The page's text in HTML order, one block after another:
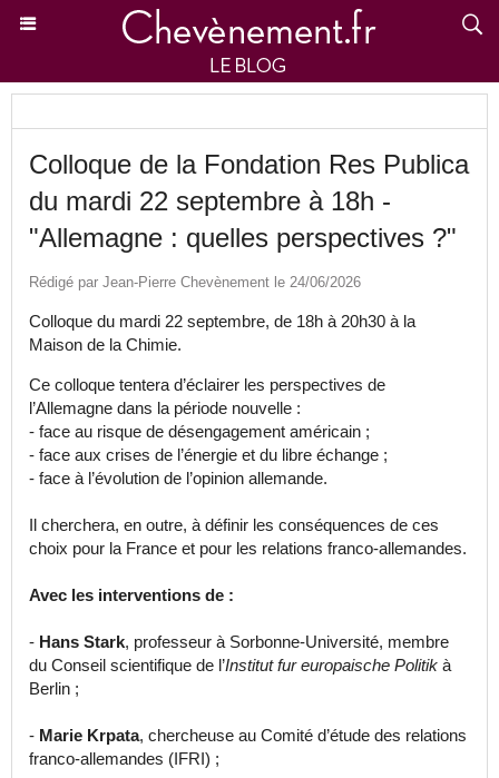
Colloque de la Fondation Res Publica
du mardi 22 septembre à 18h -
"Allemagne : quelles perspectives ?"
Rédigé par Jean-Pierre Chevènement le 24/06/2026
Colloque du mardi 22 septembre, de 18h à 20h30 à la
Maison de la Chimie.
Ce colloque tentera d’éclairer les perspectives de
l’Allemagne dans la période nouvelle :
- face au risque de désengagement américain ;
- face aux crises de l’énergie et du libre échange ;
- face à l’évolution de l’opinion allemande.
Il cherchera, en outre, à définir les conséquences de ces
choix pour la France et pour les relations franco-allemandes.
Avec les interventions de :
- Hans Stark, professeur à Sorbonne-Université, membre
du Conseil scientifique de l’Institut fur europaische Politik à
Berlin ;
- Marie Krpata, chercheuse au Comité d’étude des relations
franco-allemandes (IFRI) ;